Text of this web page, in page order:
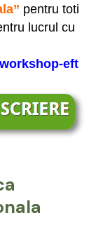
pentru toti
lucrul cu
eft